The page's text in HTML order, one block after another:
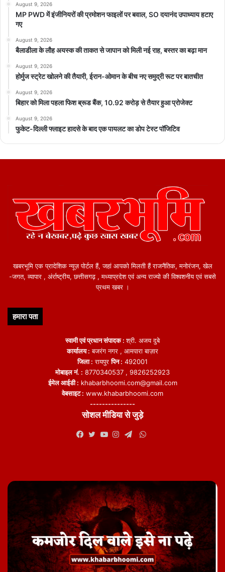
August 9, 2026
MP PWD में इंजीनियरों की प्रमोशन फाइलों पर बवाल, SO दयानंद उपाध्याय हटाए
गए
August 9, 2026
बैलाडीला के लौह अयस्क की ताकत से जापान को मिली नई राह, बस्तर का बढ़ा मान
August 9, 2026
होर्मुज स्ट्रेट खोलने की तैयारी, ईरान-ओमान के बीच नए समुद्री रूट पर बातचीत
August 9, 2026
बिहार को मिला पहला फिश ब्रूड बैंक, 10.92 करोड़ से तैयार हुआ प्रोजेक्ट
August 9, 2026
फुकेट-दिल्ली फ्लाइट हादसे के बाद एक पायलट का डोप टेस्ट पॉजिटिव
खबरभूमि एक प्रादेशिक न्यूज़ पोर्टल हैं, जहां आपको मिलती हैं राजनैतिक, मनोरंजन, खेल
-जगत, व्यापार , अंर्राष्ट्रीय, छत्तीसगढ़ , मध्याप्रदेश एवं अन्य राज्यो की विश्वशनीय एवं सबसे
प्रथम खबर ।
हमारा पता
स्वामी एवं प्रधान संपादक :श्री. अजय दुबे
कार्यालय : बजरंग नगर , आमपारा बाज़ार
जिला : रायपुरपिन : 492001
मोबाइल नं. : 8770340537 , 9826252923
ईमेल आईडी : khabarbhoomi.com@gmail.com
वेबसाइट : www.khabarbhoomi.com
---------------
सोशल मीडिया से जुड़े
WhatsApp